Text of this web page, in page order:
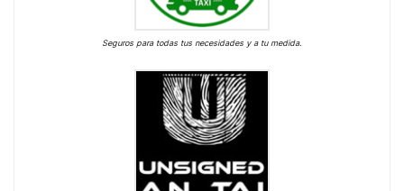
Seguros para todas tus necesidades y a tu medida.